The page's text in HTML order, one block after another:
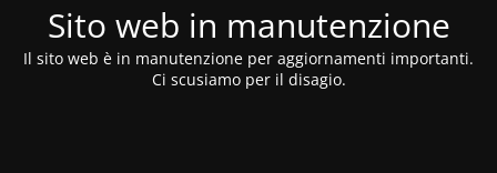
Sito web in manutenzione
Il sito web è in manutenzione per aggiornamenti importanti.
Ci scusiamo per il disagio.